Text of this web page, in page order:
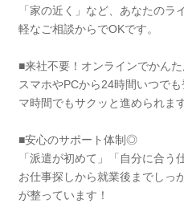
「家の近く」など、あなたの
軽なご相談からでOKです。
■来社不要！オンラインでかん
スマホやPCから24時間いつで
マ時間でもサクッと進められます
■安心のサポート体制◎
「派遣が初めて」「自分に合
お仕事探しから就業後までしっ
が整っています！